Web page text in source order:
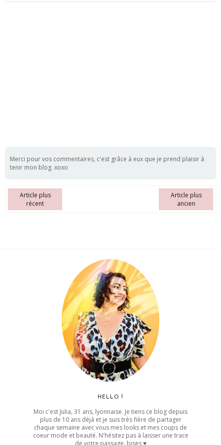
Merci pour vos commentaires, c'est grâce à eux que je prend plaisir à
tenir mon blog. xoxo
Article plus
récent
Article plus
ancien
HELLO !
Moi c'est Julia, 31 ans, lyonnaise. Je tiens ce blog depuis
plus de 10 ans déjà et je suis très fière de partager
chaque semaine avec vous mes looks et mes coups de
coeur mode et beauté. N'hésitez pas à laisser une trace
de votre passage, bises ♥